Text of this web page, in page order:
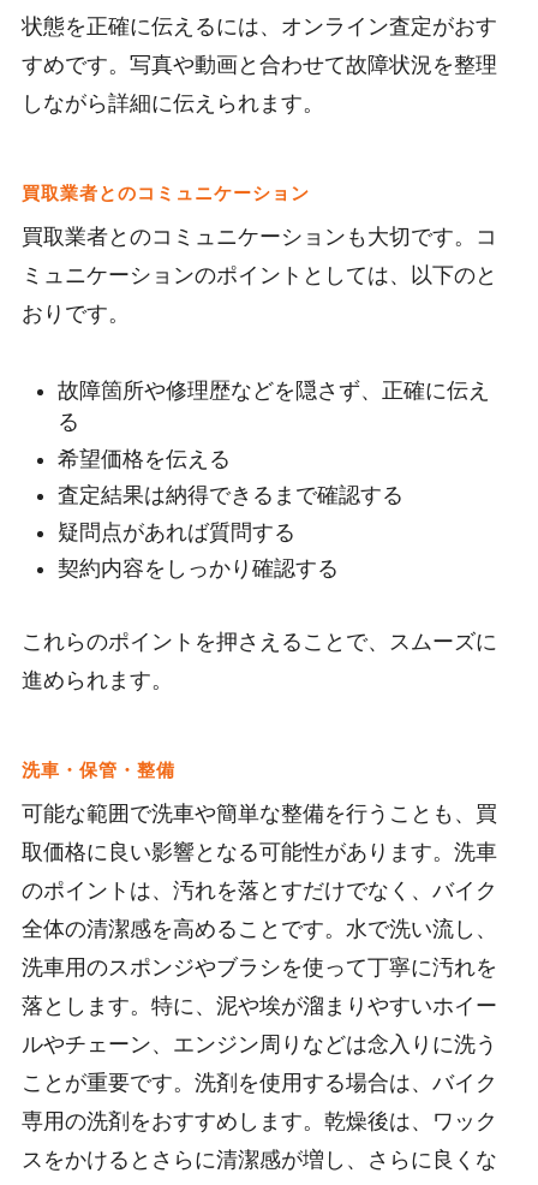
状態を正確に伝えるには、オンライン査定がおす
すめです。写真や動画と合わせて故障状況を整理
しながら詳細に伝えられます。
買取業者とのコミュニケーション
買取業者とのコミュニケーションも大切です。コ
ミュニケーションのポイントとしては、以下のと
おりです。
故障箇所や修理歴などを隠さず、正確に伝え
る
希望価格を伝える
査定結果は納得できるまで確認する
疑問点があれば質問する
契約内容をしっかり確認する
これらのポイントを押さえることで、スムーズに
進められます。
洗車・保管・整備
可能な範囲で洗車や簡単な整備を行うことも、買
取価格に良い影響となる可能性があります。洗車
のポイントは、汚れを落とすだけでなく、バイク
全体の清潔感を高めることです。水で洗い流し、
洗車用のスポンジやブラシを使って丁寧に汚れを
落とします。特に、泥や埃が溜まりやすいホイー
ルやチェーン、エンジン周りなどは念入りに洗う
ことが重要です。洗剤を使用する場合は、バイク
専用の洗剤をおすすめします。乾燥後は、ワック
スをかけるとさらに清潔感が増し、さらに良くな